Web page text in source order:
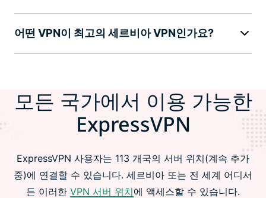
어떤 VPN이 최고의 세르비아 VPN인가요?
모든 국가에서 이용 가능한
ExpressVPN
ExpressVPN 사용자는 113 개국의 서버 위치(계속 추가
중)에 연결할 수 있습니다. 세르비아 또는 전 세계 어디서
든 이러한 VPN 서버 위치에 액세스할 수 있습니다.